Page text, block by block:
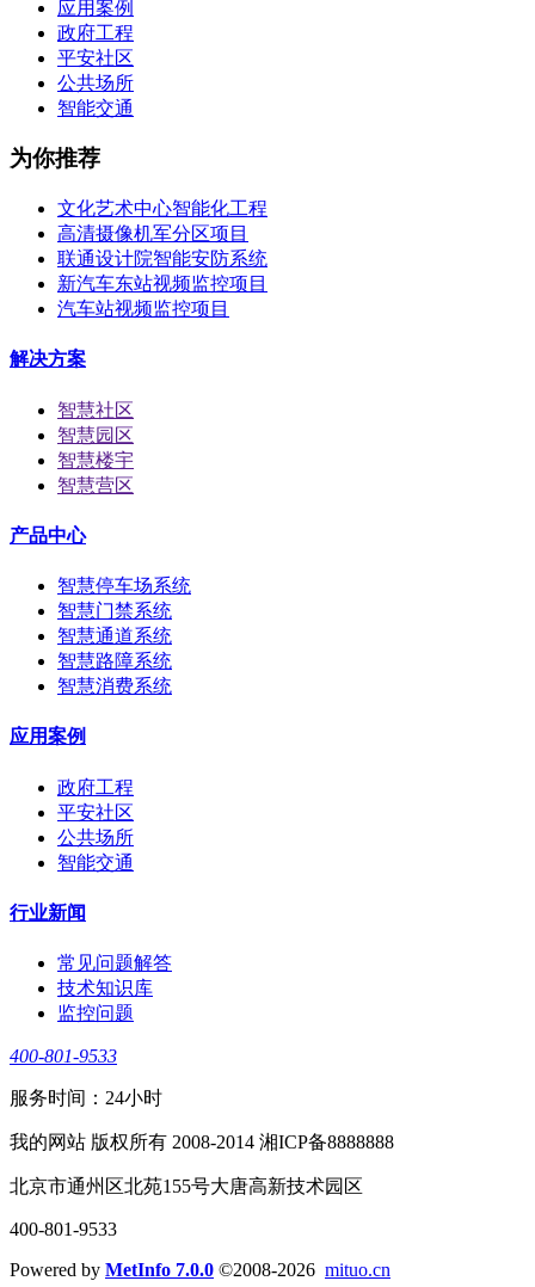
应用案例
政府工程
平安社区
公共场所
智能交通
为你推荐
文化艺术中心智能化工程
高清摄像机军分区项目
联通设计院智能安防系统
新汽车东站视频监控项目
汽车站视频监控项目
解决方案
智慧社区
智慧园区
智慧楼宇
智慧营区
产品中心
智慧停车场系统
智慧门禁系统
智慧通道系统
智慧路障系统
智慧消费系统
应用案例
政府工程
平安社区
公共场所
智能交通
行业新闻
常见问题解答
技术知识库
监控问题
400-801-9533
服务时间：24小时
我的网站 版权所有 2008-2014 湘ICP备8888888
北京市通州区北苑155号大唐高新技术园区
400-801-9533
Powered by MetInfo 7.0.0 ©2008-2026 mituo.cn